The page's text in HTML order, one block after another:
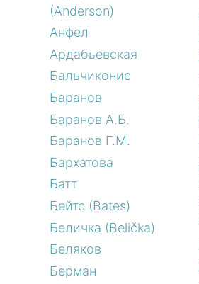
(Anderson)
Анфел
Ардабьевская
Бальчиконис
Баранов
Баранов А.Б.
Баранов Г.М.
Бархатова
Батт
Бейтс (Bates)
Беличка (Belička)
Беляков
Берман